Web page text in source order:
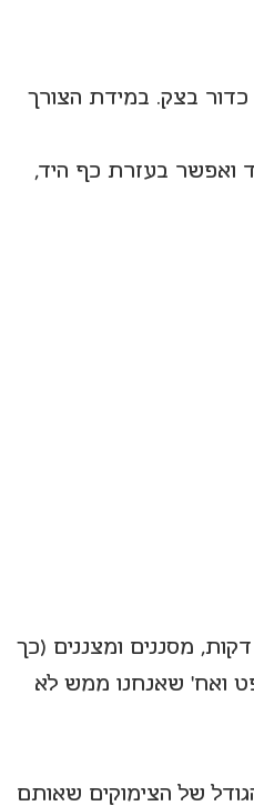
בצק. במידת הצורך
ואפשר בעזרת כף היד,
מרתיחים מים בקומקום, יוצקים על הפירות היבשים למשך 2-3 דקות, מסננים ומצננים (כך
ואח' שאנחנו ממש לא
של הצימוקים שאותם